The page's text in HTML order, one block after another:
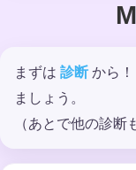
まずは 診断 から
ましょう。
（あとで他の診断